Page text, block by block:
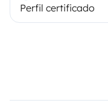
Perfil certificado